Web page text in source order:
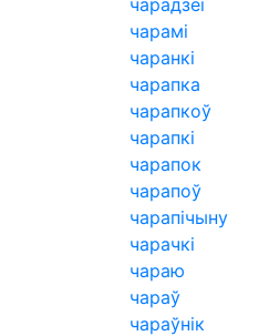
чарадзеі
чарамі
чаранкі
чарапка
чарапкоў
чарапкі
чарапок
чарапоў
чарапічыну
чарачкі
чараю
чараў
чараўнік